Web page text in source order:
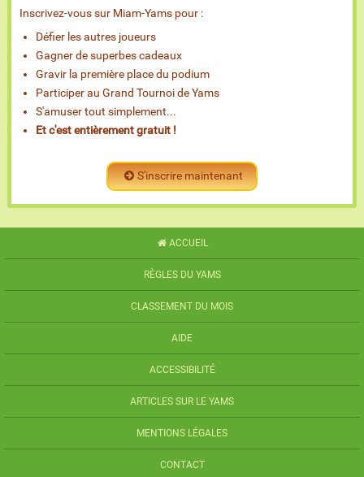
Inscrivez-vous sur Miam-Yams pour :
Défier les autres joueurs
Gagner de superbes cadeaux
Gravir la première place du podium
Participer au Grand Tournoi de Yams
S'amuser tout simplement...
Et c'est entièrement gratuit !
S'inscrire maintenant
ACCUEIL
RÈGLES DU YAMS
CLASSEMENT DU MOIS
AIDE
ACCESSIBILITÉ
ARTICLES SUR LE YAMS
MENTIONS LÉGALES
CONTACT